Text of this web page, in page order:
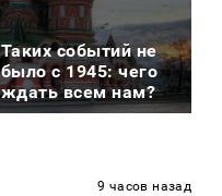
Таких событий не
было с 1945: чего
ждать всем нам?
9 часов назад